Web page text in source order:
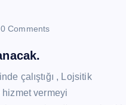
0 Comments
çalıştığı , Lojsitik
vermeyi